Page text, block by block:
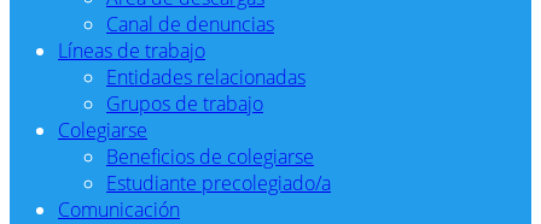
Canal de denuncias
Líneas de trabajo
Entidades relacionadas
Grupos de trabajo
Colegiarse
Beneficios de colegiarse
Estudiante precolegiado/a
Comunicación